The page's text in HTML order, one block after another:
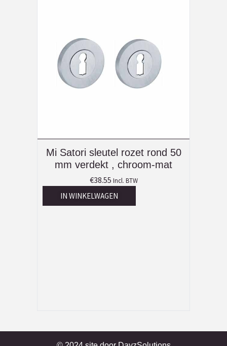
Mi Satori sleutel rozet rond 50
mm verdekt , chroom-mat
€38.55 Incl. BTW
IN WINKELWAGEN